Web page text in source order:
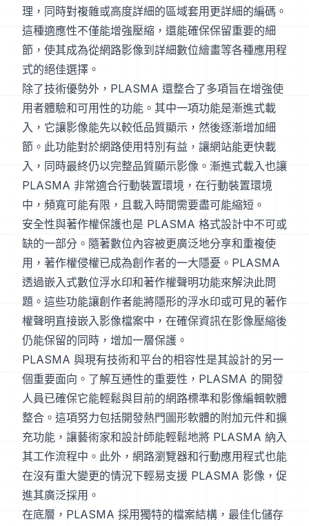
理，同時對複雜或高度詳細的區域套用更詳細的編碼。
這種適應性不僅能增強壓縮，還能確保保留重要的細
節，使其成為從網路影像到詳細數位繪畫等各種應用程
式的絕佳選擇。
除了技術優勢外，PLASMA 還整合了多項旨在增強使
用者體驗和可用性的功能。其中一項功能是漸進式載
入，它讓影像能先以較低品質顯示，然後逐漸增加細
節。此功能對於網路使用特別有益，讓網站能更快載
入，同時最終仍以完整品質顯示影像。漸進式載入也讓
PLASMA 非常適合行動裝置環境，在行動裝置環境
中，頻寬可能有限，且載入時間需要盡可能縮短。
安全性與著作權保護也是 PLASMA 格式設計中不可或
缺的一部分。隨著數位內容被更廣泛地分享和重複使
用，著作權侵權已成為創作者的一大隱憂。PLASMA
透過嵌入式數位浮水印和著作權聲明功能來解決此問
題。這些功能讓創作者能將隱形的浮水印或可見的著作
權聲明直接嵌入影像檔案中，在確保資訊在影像壓縮後
仍能保留的同時，增加一層保護。
PLASMA 與現有技術和平台的相容性是其設計的另一
個重要面向。了解互通性的重要性，PLASMA 的開發
人員已確保它能輕鬆與目前的網路標準和影像編輯軟體
整合。這項努力包括開發熱門圖形軟體的附加元件和擴
充功能，讓藝術家和設計師能輕鬆地將 PLASMA 納入
其工作流程中。此外，網路瀏覽器和行動應用程式也能
在沒有重大變更的情況下輕易支援 PLASMA 影像，促
進其廣泛採用。
在底層，PLASMA 採用獨特的檔案結構，最佳化儲存